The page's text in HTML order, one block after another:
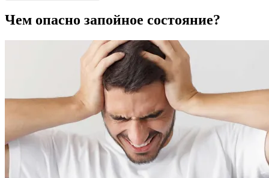
Чем опасно запойное состояние?